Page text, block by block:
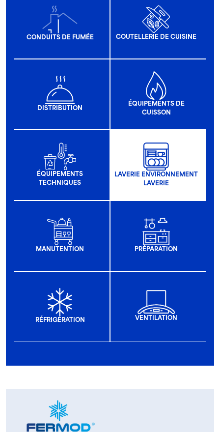
CONDUITS DE FUMÉE COUTELLERIE DE CUISINE
DISTRIBUTION
ÉQUIPEMENTS DE
CUISSON
ÉQUIPEMENTS
TECHNIQUES
LAVERIE ENVIRONNEMENT
LAVERIE
MANUTENTION PRÉPARATION
RÉFRIGÉRATION VENTILATION